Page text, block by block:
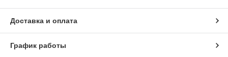
Доставка и оплата
График работы